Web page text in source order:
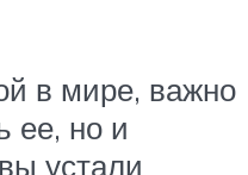
в мире, важно
ее, но и
устали